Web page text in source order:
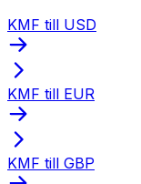
KMF till USD
KMF till EUR
KMF till GBP